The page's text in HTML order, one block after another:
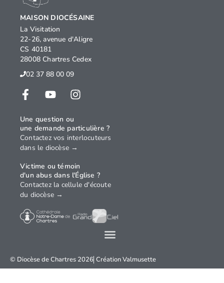
© Diocèse de Chartres 2026 CréationValmusette
MAISON DIOCÉSAINE
La Visitation
22-26, avenue d'Aligre
CS 40181
28008 Chartres Cedex
02 37 88 00 09
Une question ou
une demande particulière ?
Contactez vos interlocuteurs
dans le diocèse →
Victime ou témoin
d'un abus dans l'Église ?
Contactez la cellule d'écoute
du diocèse →